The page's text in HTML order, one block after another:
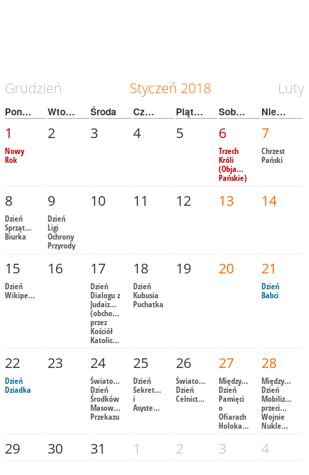
Grudzień Styczeń 2018 Luty
Poniedziałek Wtorek Środa Czwartek Piątek Sobota Niedziela
1
Nowy
Rok
2 3 4 5 6
Trzech
Króli
(Objawienie
Pańskie)
7
Chrzest
Pański
8
Dzień
Sprzątania
Biurka
9
Dzień
Ligi
Ochrony
Przyrody
10 11 12 13 14
15
Dzień
Wikipedii
16 17
Dzień
Dialogu z
Judaizmem
(obchodzony
przez
Kościół
Katolicki)
18
Dzień
Kubusia
Puchatka
19 20 21
Dzień
Babci
22
Dzień
Dziadka
23 24
Światowy
Dzień
Środków
Masowego
Przekazu
25
Dzień
Sekretarki
i
Asystentki
26
Światowy
Dzień
Celnictwa
27
Międzynarodowy
Dzień
Pamięci
o
Ofiarach
Holokaustu
28
Dzień
Mobilizacji
przeciwko
Wojnie
Nuklearnej
29 30 31 1 2 3 4